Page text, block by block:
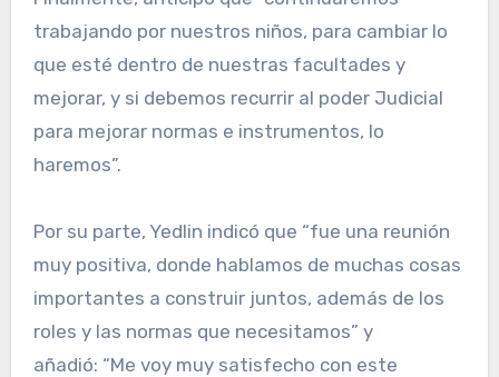
trabajando por nuestros niños, para cambiar lo
que esté dentro de nuestras facultades y
mejorar, y si debemos recurrir al poder Judicial
para mejorar normas e instrumentos, lo
haremos”.
Por su parte, Yedlin indicó que “fue una reunión
muy positiva, donde hablamos de muchas cosas
importantes a construir juntos, además de los
roles y las normas que necesitamos” y
añadió: “Me voy muy satisfecho con este